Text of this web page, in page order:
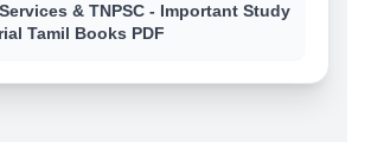
& TNPSC - Important Study
Tamil Books PDF